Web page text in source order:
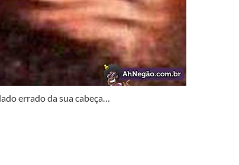
errado da sua cabeça…